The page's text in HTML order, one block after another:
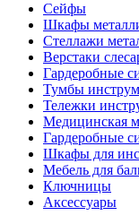
Сейфы
Шкафы
Стеллажи
Верстаки
Гардеробные
Тумбы
Тележки
Медицинская
Гардеробные
Шкафы для
Мебель для
Ключницы
Аксессуары